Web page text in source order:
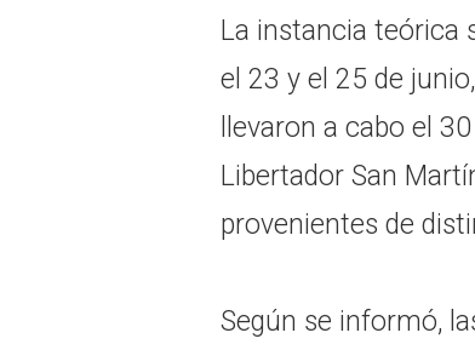
La instancia teórica
el 23 y el 25 de
llevaron a cabo el
Libertador San
provenientes de
Según se informó,